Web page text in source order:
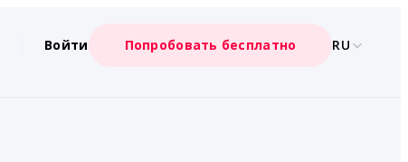
Войти Попробовать бесплатно RU